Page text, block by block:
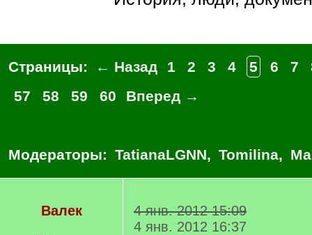
Страницы: ← Назад 1 2 3 4 5 6 7
57
58 59 60 Вперед →
Модераторы: TatianaLGNN, Tomilina,
Валек
4 янв. 2012 15:09
4 янв. 2012 16:37